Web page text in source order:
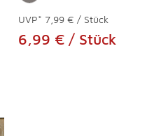
UVP* 7,99 € / Stück
6,99 € / Stück